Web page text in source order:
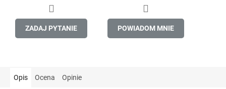
ZADAJ PYTANIE POWIADOM MNIE
Opis Ocena Opinie